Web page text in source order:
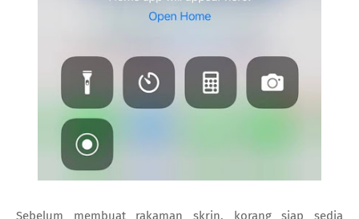
Sebelum membuat rakaman skrin, korang siap sedia